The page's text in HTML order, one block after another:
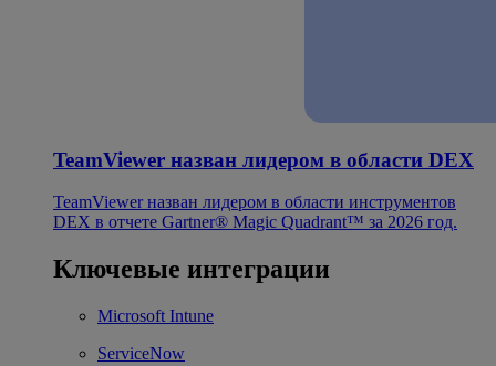
TeamViewer назван лидером в области DEX
TeamViewer назван лидером в области инструментов
DEX в отчете Gartner® Magic Quadrant™ за 2026 год.
Ключевые интеграции
Microsoft Intune
ServiceNow